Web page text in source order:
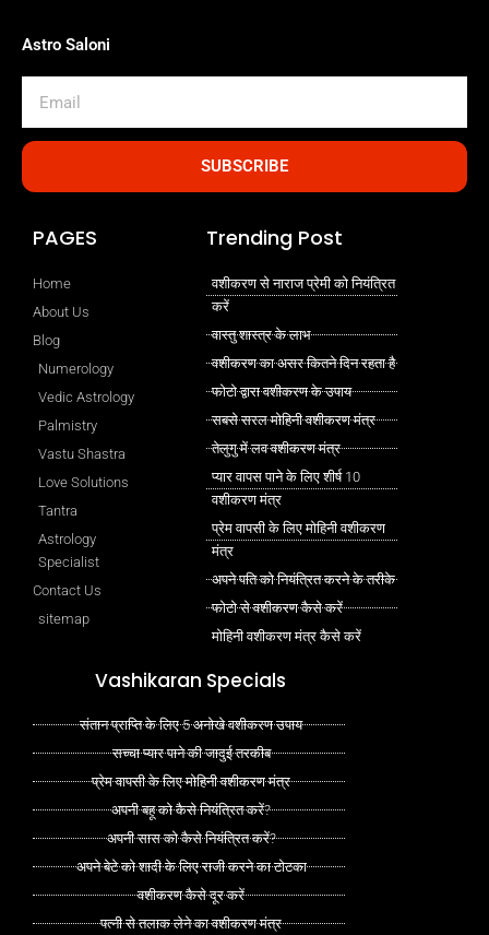
Astro Saloni
SUBSCRIBE
PAGES
Home
About Us
Blog
Numerology
Vedic Astrology
Palmistry
Vastu Shastra
Love Solutions
Tantra
Astrology
Specialist
Contact Us
sitemap
Trending Post
वशीकरण से नाराज प्रेमी को नियंत्रित
करें
वास्तु शास्त्र के लाभ
वशीकरण का असर कितने दिन रहता है
फोटो द्वारा वशीकरण के उपाय
सबसे सरल मोहिनी वशीकरण मंत्र
तेलुगु में लव वशीकरण मंत्र
प्यार वापस पाने के लिए शीर्ष 10
वशीकरण मंत्र
प्रेम वापसी के लिए मोहिनी वशीकरण
मंत्र
अपने पति को नियंत्रित करने के तरीके
फोटो से वशीकरण कैसे करें
मोहिनी वशीकरण मंत्र कैसे करें
Vashikaran Specials
संतान प्राप्ति के लिए 5 अनोखे वशीकरण उपाय
सच्चा प्यार पाने की जादुई तरकीब
प्रेम वापसी के लिए मोहिनी वशीकरण मंत्र
अपनी बहू को कैसे नियंत्रित करें?
अपनी सास को कैसे नियंत्रित करें?
अपने बेटे को शादी के लिए राजी करने का टोटका
वशीकरण कैसे दूर करें
पत्नी से तलाक लेने का वशीकरण मंत्र